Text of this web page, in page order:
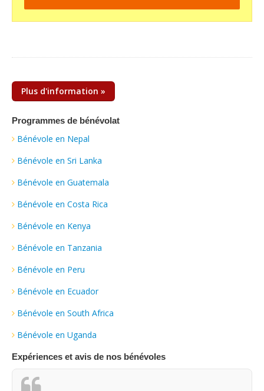
Plus d'information »
Programmes de bénévolat
Bénévole en Nepal
Bénévole en Sri Lanka
Bénévole en Guatemala
Bénévole en Costa Rica
Bénévole en Kenya
Bénévole en Tanzania
Bénévole en Peru
Bénévole en Ecuador
Bénévole en South Africa
Bénévole en Uganda
Expériences et avis de nos bénévoles